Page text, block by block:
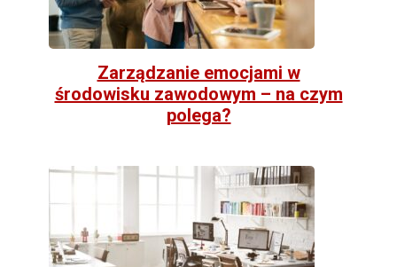
Zarządzanie emocjami w
środowisku zawodowym – na czym
polega?